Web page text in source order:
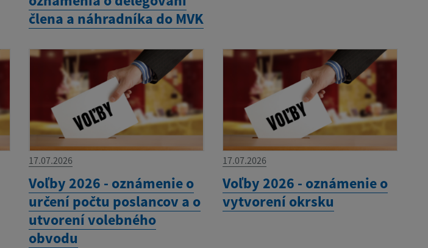
člena a náhradníka do MVK
17.07.2026
Voľby 2026 - oznámenie o
určení počtu poslancov a o
utvorení volebného
obvodu
17.07.2026
Voľby 2026 - oznámenie o
vytvorení okrsku